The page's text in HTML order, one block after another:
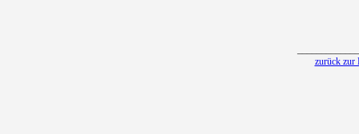
zurück zur